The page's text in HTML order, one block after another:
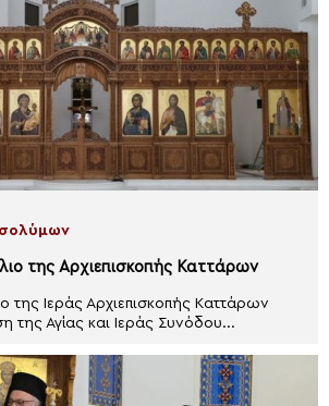
της Αρχιεπισκοπής Καττάρων
της Ιεράς Αρχιεπισκοπής Καττάρων
της Αγίας και Ιεράς Συνόδου...